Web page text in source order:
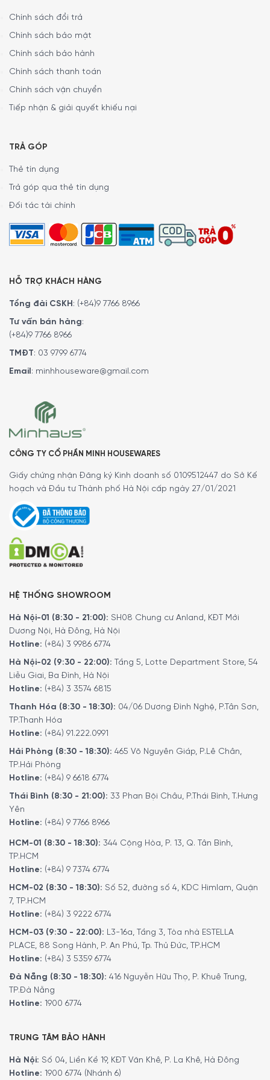
Nhân viên tổng đài của Gia dụng Đức Sài Gòn sẽ gọi lại
Giao hàng nhanh chóng toàn quốc.
Bảo hành bằng thẻ bảo hành chính hãng từ công ty.
Chính sách đổi trả
Chính sách bảo mật
Chính sách bảo hành
Chính sách thanh toán
Chính sách vận chuyển
Tiếp nhận & giải quyết khiếu nại
TRẢ GÓP
Thẻ tín dụng
Trả góp qua thẻ tín dụng
Đối tác tài chính
HỖ TRỢ KHÁCH HÀNG
Tổng đài CSKH : (+84)9 7766 8966
Tư vấn bán hàng:
(+84)9 7766 8966
TMĐT: 03 9799 6774
Email : minhhouseware@gmail.com
CÔNG TY CỔ PHẦN MINH HOUSEWARES
Giấy chứng nhận Đăng ký Kinh doanh số 0109512447 do Sở Kế
hoạch và Đầu tư Thành phố Hà Nội cấp ngày 27/01/2021
HỆ THỐNG SHOWROOM
Hà Nội-01 (8:30 - 21:00): SH08 Chung cư Anland, KĐT Mới
Dương Nội, Hà Đông, Hà Nội
Hotline: (+84) 3 9986 6774
Hà Nội-02 (9:30 - 22:00): Tầng 5, Lotte Department Store, 54
Liễu Giai, Ba Đình, Hà Nội
Hotline: (+84) 3 3574 6815
Thanh Hóa (8:30 - 18:30): 04/06 Dương Đình Nghệ, P.Tân Sơn,
TP.Thanh Hóa
Hotline: (+84) 91.222.0991
Hải Phòng (8:30 - 18:30): 465 Võ Nguyên Giáp, P.Lê Chân,
TP.Hải Phòng
Hotline: (+84) 9 6618 6774
Thái Bình (8:30 - 21:00): 33 Phan Bội Châu, P.Thái Bình, T.Hưng
Yên
Hotline: (+84) 9 7766 8966
HCM-01 (8:30 - 18:30): 344 Cộng Hòa, P. 13, Q. Tân Bình,
TP.HCM
Hotline: (+84) 9 7374 6774
HCM-02 (8:30 - 18:30): Số 52, đường số 4, KDC Himlam, Quận
7, TP.HCM
Hotline: (+84) 3 9222 6774
HCM-03 (9:30 - 22:00): L3-16a, Tầng 3, Tòa nhà ESTELLA
PLACE, 88 Song Hành, P. An Phú, Tp. Thủ Đức, TP.HCM
Hotline: (+84) 3 5359 6774
Đà Nẵng (8:30 - 18:30): 416 Nguyễn Hữu Thọ, P. Khuê Trung,
TP.Đà Nẵng
Hotline: 1900 6774
TRUNG TÂM BẢO HÀNH
Hà Nội: Số 04, Liền Kề 19, KĐT Văn Khê, P. La Khê, Hà Đông
Hotline: 1900 6774 (Nhánh 6)